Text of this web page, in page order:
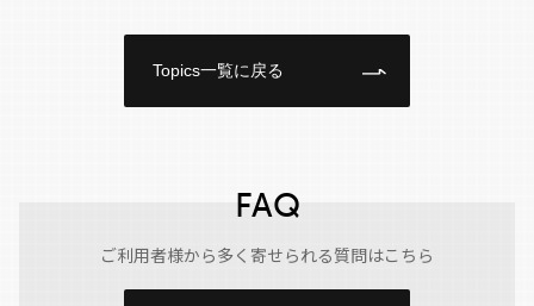
Topics一覧に戻る
FAQ
ご利用者様から多く寄せられる質問はこちら